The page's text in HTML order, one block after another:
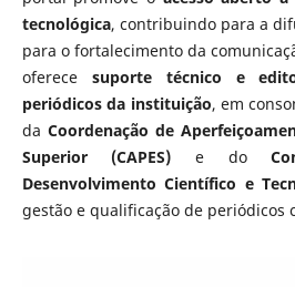
tecnológica, contribuindo para a
para o fortalecimento da
oferece suporte técnico e
periódicos da instituição, em
da Coordenação de
Superior (CAPES) e do
Desenvolvimento Científico e
gestão e qualificação de periódicos